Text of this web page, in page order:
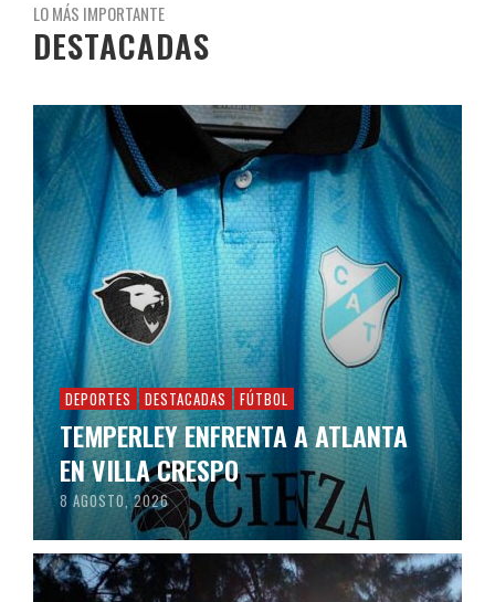
LO MÁS IMPORTANTE
DESTACADAS
DEPORTES DESTACADAS FÚTBOL
TEMPERLEY ENFRENTA A ATLANTA
EN VILLA CRESPO
8 AGOSTO, 2026